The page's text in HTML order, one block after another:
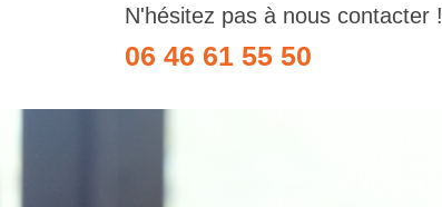
N'hésitez pas à nous contacter !
06 46 61 55 50